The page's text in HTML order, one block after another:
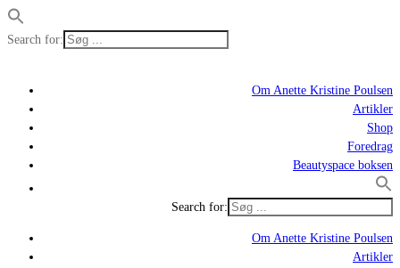
Search for:
Om Anette Kristine Poulsen
Artikler
Shop
Foredrag
Beautyspace boksen
Search for:
Om Anette Kristine Poulsen
Artikler